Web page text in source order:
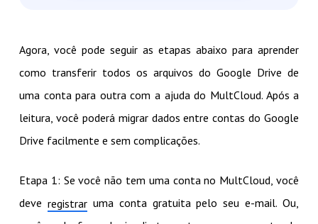
Agora, você pode seguir as etapas abaixo para aprender
como transferir todos os arquivos do Google Drive de
uma conta para outra com a ajuda do MultCloud. Após a
leitura, você poderá migrar dados entre contas do Google
Drive facilmente e sem complicações.
Etapa 1: Se você não tem uma conta no MultCloud, você
deve registraruma conta gratuita pelo seu e-mail. Ou,